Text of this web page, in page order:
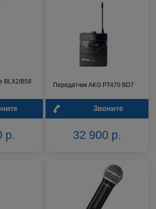
BLX2/B58
р.
Передатчик AKG PT470 BD7
Звоните
32 900 р.